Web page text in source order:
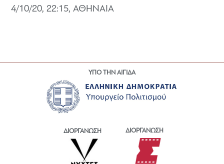
4/10/20, 22:15, ΑΘΗΝΑΙΑ
ΥΠΟ ΤΗΝ ΑΙΓΙΔΑ
ΔΙΟΡΓΑΝΩΣΗ ΔΙΟΡΓΑΝΩΣΗ